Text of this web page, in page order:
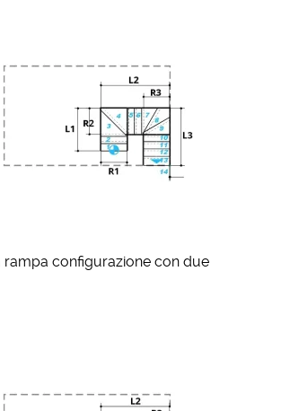
rampa configurazione con due